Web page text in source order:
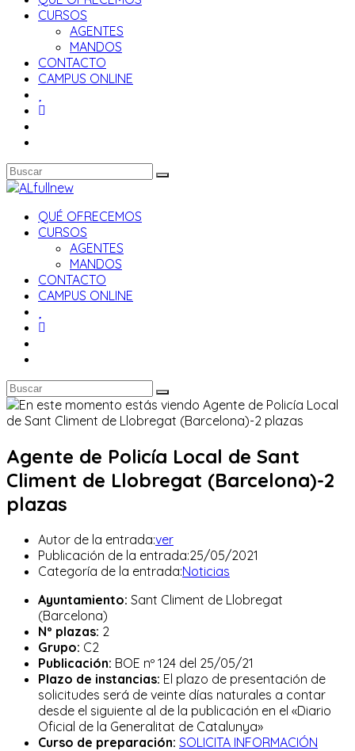
CURSOS
AGENTES
MANDOS
CONTACTO
CAMPUS ONLINE
QUÉ OFRECEMOS
CURSOS
AGENTES
MANDOS
CONTACTO
CAMPUS ONLINE
Agente de Policía Local de Sant
Climent de Llobregat (Barcelona)-2
plazas
Autor de la entrada:ver
Publicación de la entrada:25/05/2021
Categoría de la entrada:Noticias
Ayuntamiento: Sant Climent de Llobregat
(Barcelona)
Nº plazas: 2
Grupo: C2
Publicación: BOE nº 124 del 25/05/21
Plazo de instancias: El plazo de presentación de
solicitudes será de veinte días naturales a contar
desde el siguiente al de la publicación en el «Diario
Oficial de la Generalitat de Catalunya»
Curso de preparación: SOLICITA INFORMACIÓN